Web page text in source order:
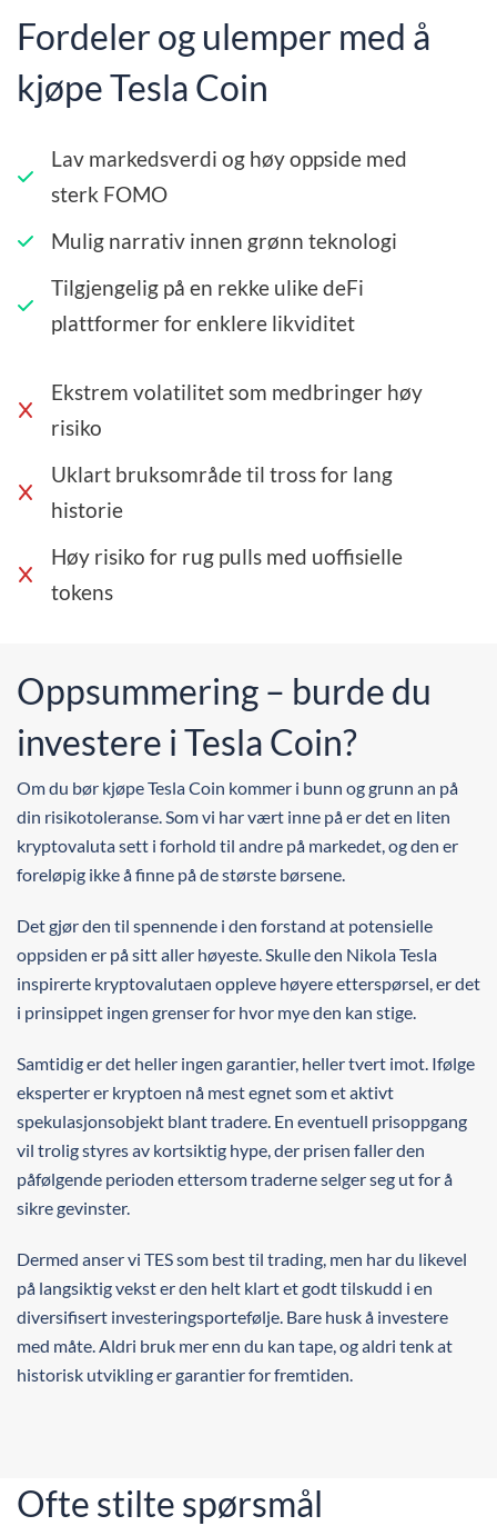
Fordeler og ulemper med å
kjøpe Tesla Coin
Lav markedsverdi og høy oppside med
sterk FOMO
Mulig narrativ innen grønn teknologi
Tilgjengelig på en rekke ulike deFi
plattformer for enklere likviditet
Ekstrem volatilitet som medbringer høy
risiko
Uklart bruksområde til tross for lang
historie
Høy risiko for rug pulls med uoffisielle
tokens
Oppsummering – burde du
investere i Tesla Coin?
Om du bør kjøpe Tesla Coin kommer i bunn og grunn an på
din risikotoleranse. Som vi har vært inne på er det en liten
kryptovaluta sett i forhold til andre på markedet, og den er
foreløpig ikke å finne på de største børsene.
Det gjør den til spennende i den forstand at potensielle
oppsiden er på sitt aller høyeste. Skulle den Nikola Tesla
inspirerte kryptovalutaen oppleve høyere etterspørsel, er det
i prinsippet ingen grenser for hvor mye den kan stige.
Samtidig er det heller ingen garantier, heller tvert imot. Ifølge
eksperter er kryptoen nå mest egnet som et aktivt
spekulasjonsobjekt blant tradere. En eventuell prisoppgang
vil trolig styres av kortsiktig hype, der prisen faller den
påfølgende perioden ettersom traderne selger seg ut for å
sikre gevinster.
Dermed anser vi TES som best til trading, men har du likevel
på langsiktig vekst er den helt klart et godt tilskudd i en
diversifisert investeringsportefølje. Bare husk å investere
med måte. Aldri bruk mer enn du kan tape, og aldri tenk at
historisk utvikling er garantier for fremtiden.
Ofte stilte spørsmål